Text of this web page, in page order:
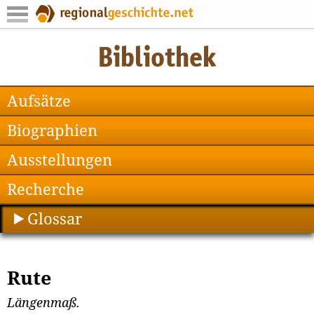
Aufsätze
Biographien
Ausstellungen
Recherche
Glossar
Rute
Längenmaß.